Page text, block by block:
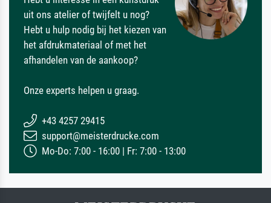
uit ons atelier of twijfelt u nog?
Hebt u hulp nodig bij het kiezen van
het afdrukmateriaal of met het
afhandelen van de aankoop?
Onze experts helpen u graag.
+43 4257 29415
support@meisterdrucke.com
Mo-Do: 7:00 - 16:00 | Fr: 7:00 - 13:00